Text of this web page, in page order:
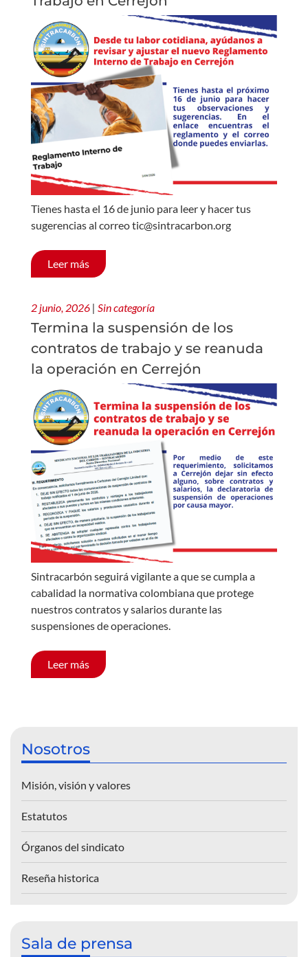
Tienes hasta el 16 de junio para leer y hacer tus
sugerencias al correo tic@sintracarbon.org
Leer más
2 junio, 2026 | Sin categoría
Termina la suspensión de los
contratos de trabajo y se reanuda
la operación en Cerrejón
Sintracarbón seguirá vigilante a que se cumpla a
cabalidad la normativa colombiana que protege
nuestros contratos y salarios durante las
suspensiones de operaciones.
Leer más
Nosotros
Misión, visión y valores
Estatutos
Órganos del sindicato
Reseña historica
Sala de prensa